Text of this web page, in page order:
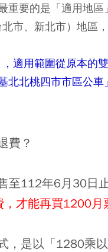
重要的是「適用地
市、新北市）地區
適用範圍從原本的
北北桃四市市區公
費？
至112年6月30日
才能再買1200月
，是以「1280乘